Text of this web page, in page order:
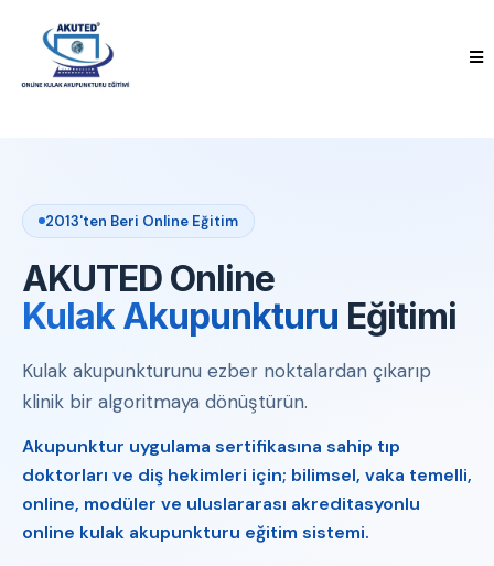
2013'ten Beri Online Eğitim
AKUTED Online
Kulak Akupunkturu Eğitimi
Kulak akupunkturunu ezber noktalardan çıkarıp
klinik bir algoritmaya dönüştürün.
Akupunktur uygulama sertifikasına sahip tıp
doktorları ve diş hekimleri için; bilimsel, vaka temelli,
online, modüler ve uluslararası akreditasyonlu
online kulak akupunkturu eğitim sistemi.